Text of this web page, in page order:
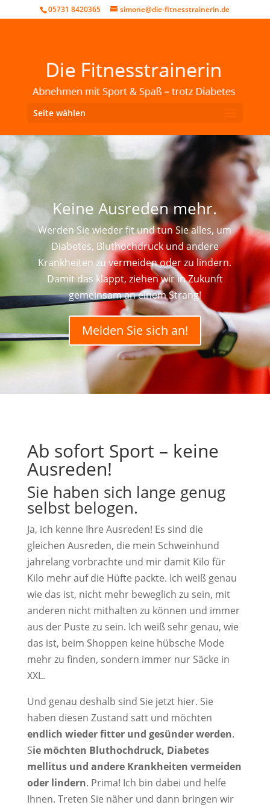
05731 8420365 simone@die-fitnesstrainerin.de
Seite wählen
Keine Ausreden mehr.
Werden Sie wieder fit und tun Sie alles, um
Diabetes, Bluthochdruck und andere
Krankheiten zu vermeiden oder zu lindern.
Damit das klappt, ziehen wir in Zukunft
gemeinsam an einem Strang!
Melden Sie sich an!
Ab sofort Sport – keine
Ausreden!
Sie haben sich lange genug
selbst belogen.
Ja, ich kenne Ihre Ausreden! Es sind die
gleichen Ausreden, die mein Schweinhund
jahrelang vorbrachte und mir damit Kilo für
Kilo mehr auf die Hüfte packte. Ich weiß genau
wie das ist, nicht mehr beweglich zu sein, mit
anderen nicht mithalten zu können und immer
aus der Puste zu sein. Ich weiß sehr genau, wie
das ist, beim Shoppen keine hübsche Mode
mehr zu finden, sondern immer nur Säcke in
XXL.
Und genau deshalb sind Sie jetzt hier. Sie
haben diesen Zustand satt und möchten
endlich wieder fitter und gesünder werden.
Sie möchten Bluthochdruck, Diabetes
mellitus und andere Krankheiten vermeiden
oder lindern. Prima! Ich bin dabei und helfe
Ihnen. Treten Sie näher und dann bringen wir